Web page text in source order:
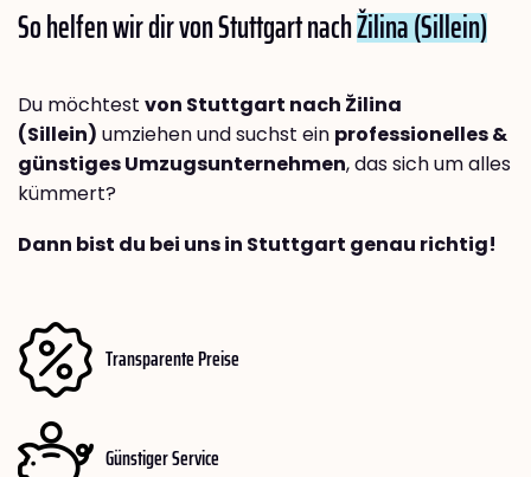
So helfen wir dir von Stuttgart nachŽilina (Sillein)
Du möchtest von Stuttgart nach Žilina
(Sillein) umziehen und suchst ein professionelles &
günstiges Umzugsunternehmen, das sich um alles
kümmert?
Dann bist du bei uns in Stuttgart genau richtig!
Transparente Preise
Günstiger Service